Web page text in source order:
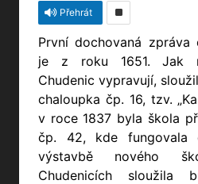
Přehrát
První dochovaná zpráva
je z roku 1651. Jak
Chudenic vypravují,
chaloupka čp. 16, tzv.
v roce 1837 byla škola
čp. 42, kde fungovala
výstavbě nového
Chudenicích sloužila